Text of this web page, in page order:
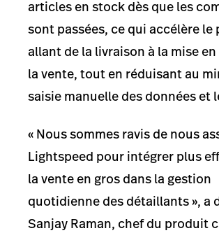
articles en stock dès que les
sont passées, ce qui accélère le
allant de la livraison à la mise
la vente, tout en réduisant au
saisie manuelle des données et
« Nous sommes ravis de nous
Lightspeed pour intégrer plus
la vente en gros dans la gestion
quotidienne des détaillants », a
Sanjay Raman, chef du produit